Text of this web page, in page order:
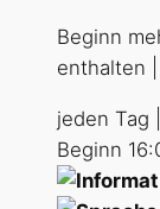
Beginn
enthalten |
jeden Tag
Beginn